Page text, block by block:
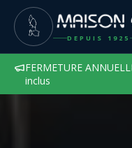
DEPUIS 1925
FERMETURE
inclus